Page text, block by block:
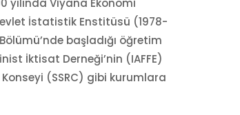
yılında Viyana Ekonomi
İstatistik Enstitüsü (1978-
başladığı öğretim
İktisat Derneği’nin (IAFFE)
(SSRC) gibi kurumlara